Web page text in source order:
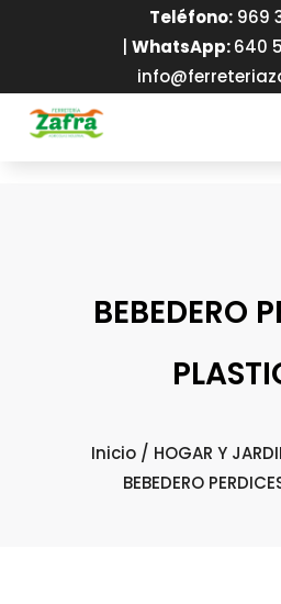
Teléfono:969
WhatsApp:640
BEBEDERO
Inicio/ HOGAR Y
BEBEDERO